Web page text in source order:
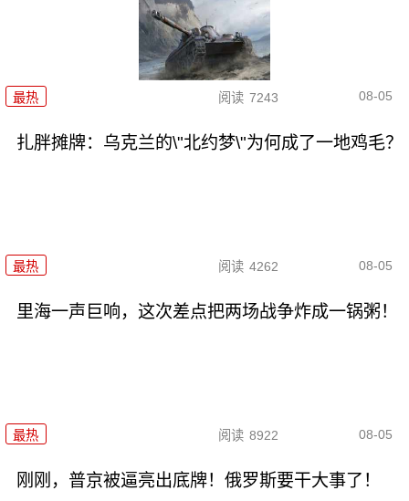
最热 阅读 7243 08-05
扎胖摊牌：乌克兰的\"北约梦\"为何成了一地鸡毛？
最热 阅读 4262 08-05
里海一声巨响，这次差点把两场战争炸成一锅粥！
最热 阅读 8922 08-05
刚刚，普京被逼亮出底牌！俄罗斯要干大事了！